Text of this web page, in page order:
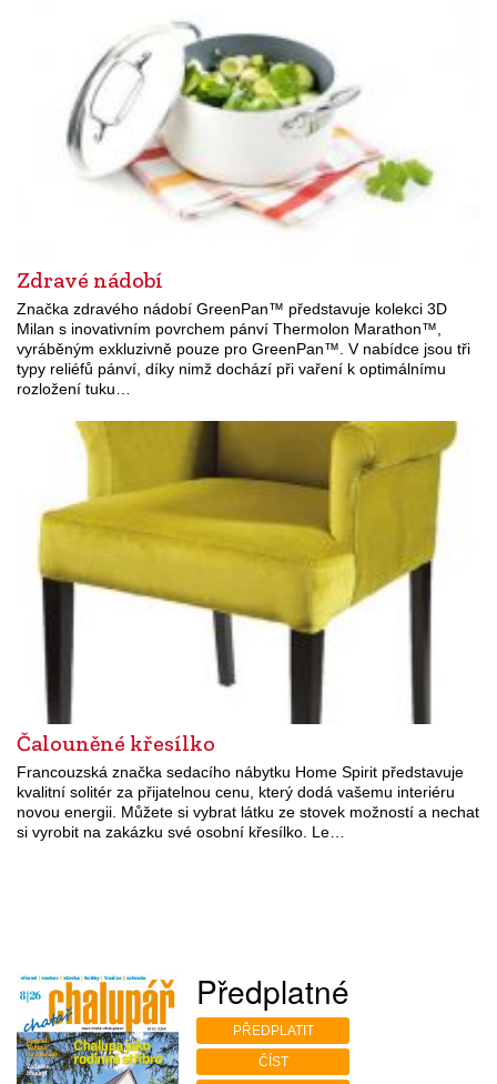
Zdravé nádobí
Značka zdravého nádobí GreenPan™ představuje kolekci 3D
Milan s inovativním povrchem pánví Thermolon Marathon™,
vyráběným exkluzivně pouze pro GreenPan™. V nabídce jsou tři
typy reliéfů pánví, díky nimž dochází při vaření k optimálnímu
rozložení tuku…
Čalouněné křesílko
Francouzská značka sedacího nábytku Home Spirit představuje
kvalitní solitér za přijatelnou cenu, který dodá vašemu interiéru
novou energii. Můžete si vybrat látku ze stovek možností a nechat
si vyrobit na zakázku své osobní křesílko. Le…
Předplatné
PŘEDPLATIT
ČÍST